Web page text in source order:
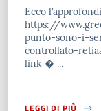
Ecco
https://
punto-sono-i-
controllato-
link � ...
LEGGI DI PIÙ